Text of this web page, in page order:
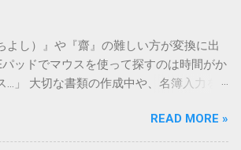
よし）』や『齋』の難しい方が変換に出
ッドでマウスを使って探すのは時間がか
…」 大切な書類の作成中や、名簿入力を
多くの人が「IMEパッド（手書き入力）」
マウスで一画ずつ書くのは非効率です
READ MORE »